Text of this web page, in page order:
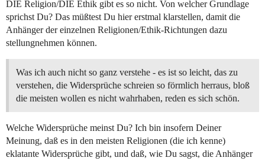
DIE Religion/DIE Ethik gibt es so nicht. Von welcher Grundlage
sprichst Du? Das müßtest Du hier erstmal klarstellen, damit die
Anhänger der einzelnen Religionen/Ethik-Richtungen dazu
stellungnehmen können.
Was ich auch nicht so ganz verstehe - es ist so leicht, das zu
verstehen, die Widersprüche schreien so förmlich herraus, bloß
die meisten wollen es nicht wahrhaben, reden es sich schön.
Welche Widersprüche meinst Du? Ich bin insofern Deiner
Meinung, daß es in den meisten Religionen (die ich kenne)
eklatante Widersprüche gibt, und daß, wie Du sagst, die Anhänger